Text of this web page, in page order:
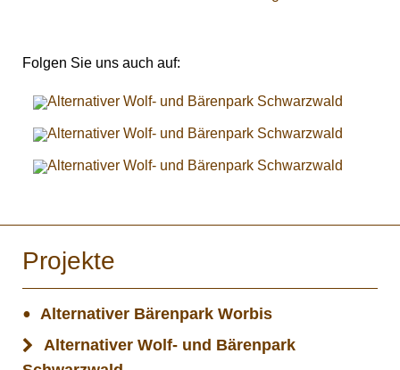
Folgen Sie uns auch auf:
Projekte
Alternativer Bärenpark Worbis
Alternativer Wolf- und Bärenpark